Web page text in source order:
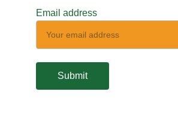
Email address
Submit